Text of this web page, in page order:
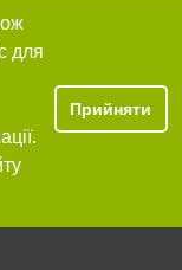
для
Прийняти